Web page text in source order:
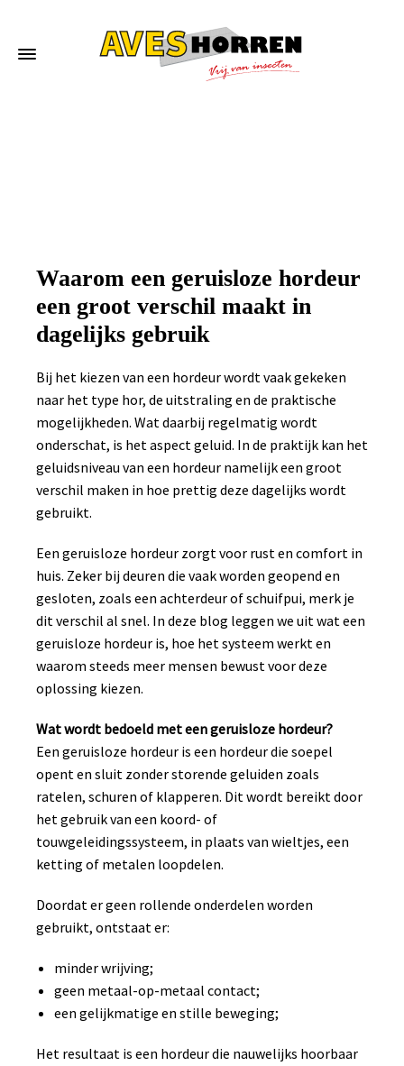
Waarom een geruisloze hordeur
een groot verschil maakt in
dagelijks gebruik
Bij het kiezen van een hordeur wordt vaak gekeken
naar het type hor, de uitstraling en de praktische
mogelijkheden. Wat daarbij regelmatig wordt
onderschat, is het aspect geluid. In de praktijk kan het
geluidsniveau van een hordeur namelijk een groot
verschil maken in hoe prettig deze dagelijks wordt
gebruikt.
Een geruisloze hordeur zorgt voor rust en comfort in
huis. Zeker bij deuren die vaak worden geopend en
gesloten, zoals een achterdeur of schuifpui, merk je
dit verschil al snel. In deze blog leggen we uit wat een
geruisloze hordeur is, hoe het systeem werkt en
waarom steeds meer mensen bewust voor deze
oplossing kiezen.
Wat wordt bedoeld met een geruisloze hordeur?
Een geruisloze hordeur is een hordeur die soepel
opent en sluit zonder storende geluiden zoals
ratelen, schuren of klapperen. Dit wordt bereikt door
het gebruik van een koord- of
touwgeleidingssysteem, in plaats van wieltjes, een
ketting of metalen loopdelen.
Doordat er geen rollende onderdelen worden
gebruikt, ontstaat er:
minder wrijving;
geen metaal-op-metaal contact;
een gelijkmatige en stille beweging;
Het resultaat is een hordeur die nauwelijks hoorbaar